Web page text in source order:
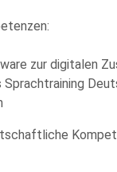
zur digitalen
Sprachtraining